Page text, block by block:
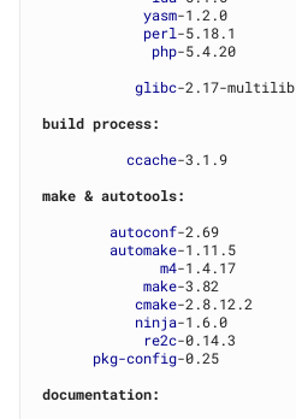
yasm-1.2.0
perl-5.18.1
php-5.4.20
glibc-2.17-multilib
build process:
ccache-3.1.9
make & autotools:
autoconf-2.69
automake-1.11.5
m4-1.4.17
make-3.82
cmake-2.8.12.2
ninja-1.6.0
re2c-0.14.3
pkg-config-0.25
documentation: